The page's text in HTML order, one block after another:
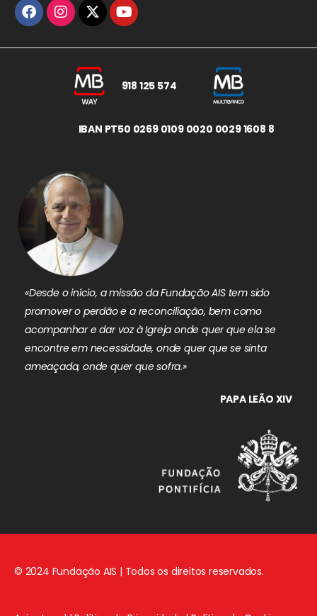
918 125 574
IBAN PT50 0269 0109 0020 0029 1608 8
«Desde o início, a missão da Fundação AIS tem sido
promover o perdão e a reconciliação, bem como
acompanhar e dar voz à Igreja onde quer que ela se
encontre em necessidade, onde quer que se sinta
ameaçada, onde quer que sofra.»
PAPA LEÃO XIV
© 2024 Fundação AIS | Todos os direitos reservados.